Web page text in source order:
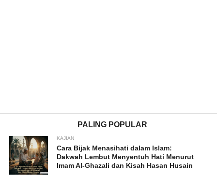
PALING POPULAR
KAJIAN
Cara Bijak Menasihati dalam Islam:
Dakwah Lembut Menyentuh Hati Menurut
Imam Al-Ghazali dan Kisah Hasan Husain